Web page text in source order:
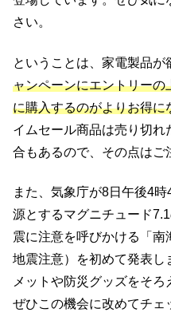
さい。
ということは、家電製品が
ャンペーンにエントリーの
に購入するのがよりお得に
イムセール商品は売り切
合もあるので、その点はご
また、気象庁が8日午後4
源とするマグニチュード
震に注意を呼びかける「
地震注意）を初めて発表
メットや防災グッズをそ
ぜひこの機会に改めてチェ